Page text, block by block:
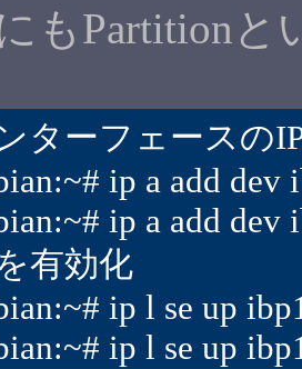
もPartition
ターフェースの
ip a add dev
ip a add dev
有効化
ip l se up
ip l se up